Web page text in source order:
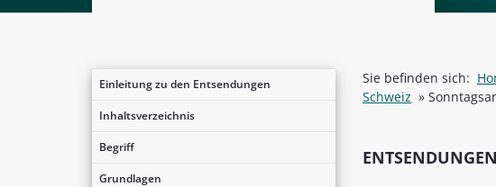
Einleitung zu den Entsendungen
Inhaltsverzeichnis
Begriff
Grundlagen
Sie befinden sich:
Schweiz »
ENTSENDUNGEN